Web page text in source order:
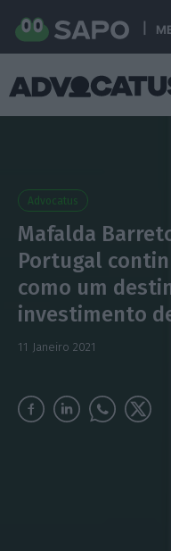
Advocatus
Mafalda
Portugal
como um
investimento
11 Janeiro 2021